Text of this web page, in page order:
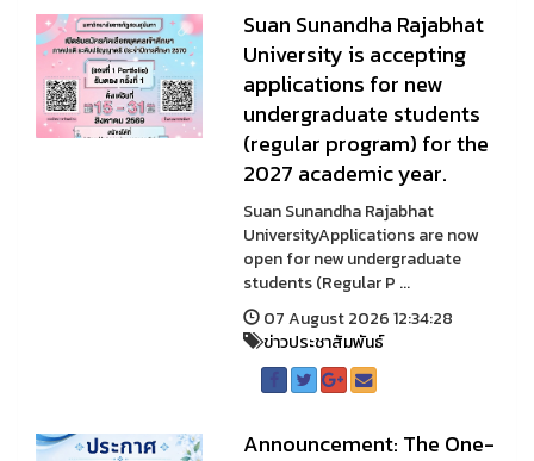
Suan Sunandha Rajabhat
University is accepting
applications for new
undergraduate students
(regular program) for the
2027 academic year.
Suan Sunandha Rajabhat
UniversityApplications are now
open for new undergraduate
students (Regular P ...
07 August 2026 12:34:28
ข่าวประชาสัมพันธ์
Announcement: The One-